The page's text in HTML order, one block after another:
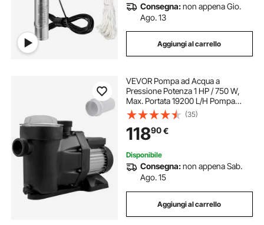
Consegna:non appena Gio.
Ago. 13
Aggiungi al carrello
VEVOR Pompa ad Acqua a
Pressione Potenza 1 HP / 750 W,
Max. Portata 19200 L/H Pompa
Piscina con Cavo 1,5 m,
Elettropompa Pompa Filtro Piscina
Velocità da 3450 RPM per Interrato
e Fuori Terra
(35)
11890€
Disponibile
Consegna:non appena Sab.
Ago. 15
Aggiungi al carrello